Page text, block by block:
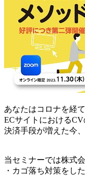
あなたはコロナを経
ECサイトにおける
決済手段が増えた今
当セミナーでは株式
・カゴ落ち対策をし